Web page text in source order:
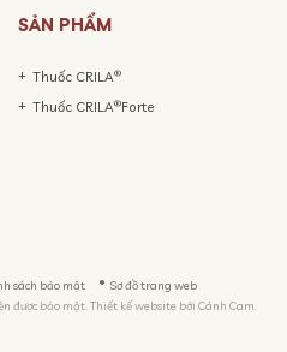
SẢN PHẨM
Thuốc CRILA®
Thuốc CRILA®Forte
sách bảo mật
Sơ đồ trang web
được bảo mật. Thiết kế website bởi Cánh Cam.